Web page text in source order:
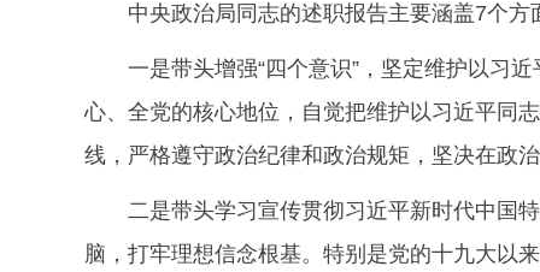
中央政治局同志的述职报告主要涵盖7个方
一是带头增强“四个意识”，坚定维护以习
心、全党的核心地位，自觉把维护以习近平同
线，严格遵守政治纪律和政治规矩，坚决在政
二是带头学习宣传贯彻习近平新时代中国
脑，打牢理想信念根基。特别是党的十九大以